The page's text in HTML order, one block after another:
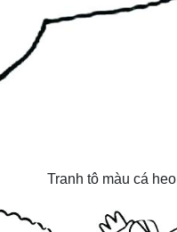
Tranh tô màu cá heo